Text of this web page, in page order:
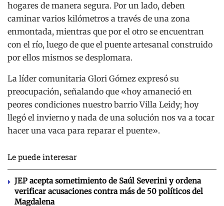
hogares de manera segura. Por un lado, deben
caminar varios kilómetros a través de una zona
enmontada, mientras que por el otro se encuentran
con el río, luego de que el puente artesanal construido
por ellos mismos se desplomara.
La líder comunitaria Glori Gómez expresó su
preocupación, señalando que «hoy amaneció en
peores condiciones nuestro barrio Villa Leidy; hoy
llegó el invierno y nada de una solución nos va a tocar
hacer una vaca para reparar el puente».
Le puede interesar
JEP acepta sometimiento de Saúl Severini y ordena
verificar acusaciones contra más de 50 políticos del
Magdalena